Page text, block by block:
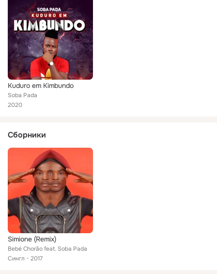
Kuduro em Kimbundo
Soba Pada
2020
Сборники
Simione (Remix)
Bebé Chorão feat. Soba Pada
Сингл
2017